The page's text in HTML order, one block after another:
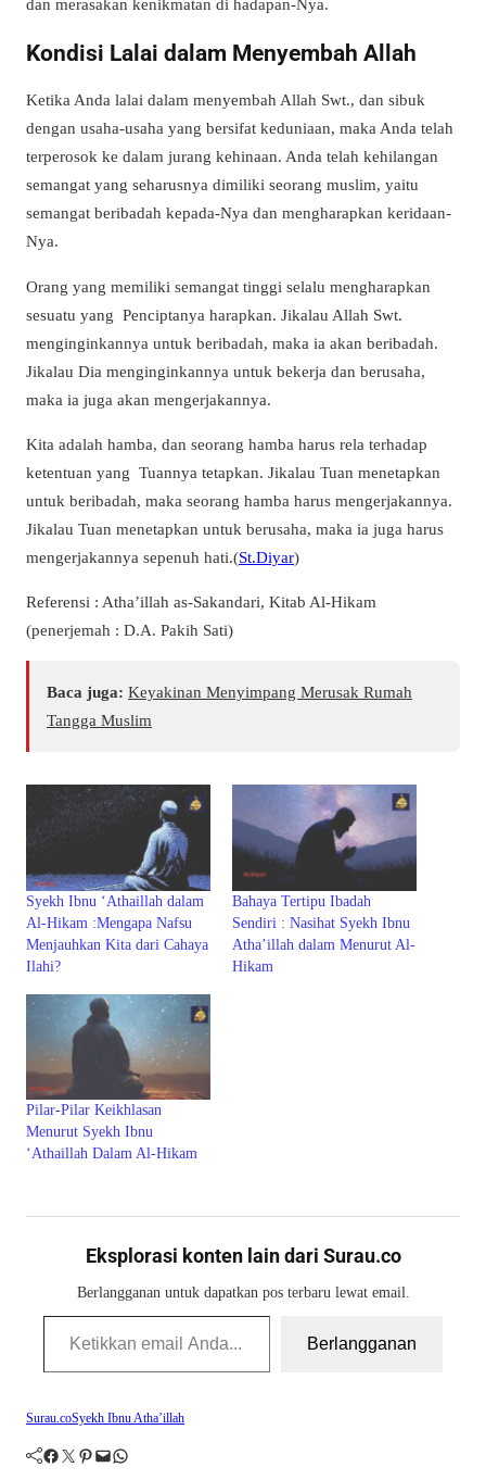
dan merasakan kenikmatan di hadapan-Nya.
Kondisi Lalai dalam Menyembah Allah
Ketika Anda lalai dalam menyembah Allah Swt., dan sibuk
dengan usaha-usaha yang bersifat keduniaan, maka Anda telah
terperosok ke dalam jurang kehinaan. Anda telah kehilangan
semangat yang seharusnya dimiliki seorang muslim, yaitu
semangat beribadah kepada-Nya dan mengharapkan keridaan-
Nya.
Orang yang memiliki semangat tinggi selalu mengharapkan
sesuatu yang Penciptanya harapkan. Jikalau Allah Swt.
menginginkannya untuk beribadah, maka ia akan beribadah.
Jikalau Dia menginginkannya untuk bekerja dan berusaha,
maka ia juga akan mengerjakannya.
Kita adalah hamba, dan seorang hamba harus rela terhadap
ketentuan yang Tuannya tetapkan. Jikalau Tuan menetapkan
untuk beribadah, maka seorang hamba harus mengerjakannya.
Jikalau Tuan menetapkan untuk berusaha, maka ia juga harus
mengerjakannya sepenuh hati.(St.Diyar)
Referensi : Atha’illah as-Sakandari, Kitab Al-Hikam
(penerjemah : D.A. Pakih Sati)
Baca juga: Keyakinan Menyimpang Merusak Rumah
Tangga Muslim
Syekh Ibnu ‘Athaillah dalam
Al-Hikam :Mengapa Nafsu
Menjauhkan Kita dari Cahaya
Ilahi?
Bahaya Tertipu Ibadah
Sendiri : Nasihat Syekh Ibnu
Atha’illah dalam Menurut Al-
Hikam
Pilar-Pilar Keikhlasan
Menurut Syekh Ibnu
‘Athaillah Dalam Al-Hikam
Eksplorasi konten lain dari Surau.co
Berlangganan untuk dapatkan pos terbaru lewat email.
Ketikkan email Anda...
Berlangganan
Surau.coSyekh Ibnu Atha’illah
Facebook Twitter Pinterest Mail WhatsApp